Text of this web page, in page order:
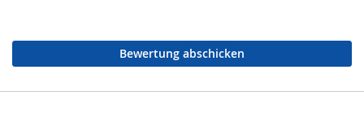
Bewertung abschicken